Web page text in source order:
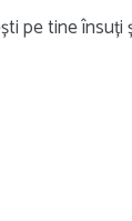
pe tine însuți